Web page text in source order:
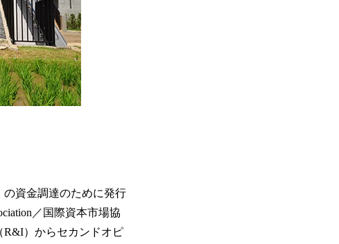
資金調達のために発行
／国際資本市場協
R&I）からセカンドオピ